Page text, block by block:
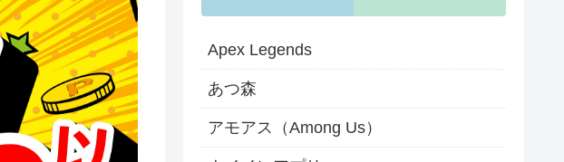
Apex Legends
あつ森
アモアス（Among Us）